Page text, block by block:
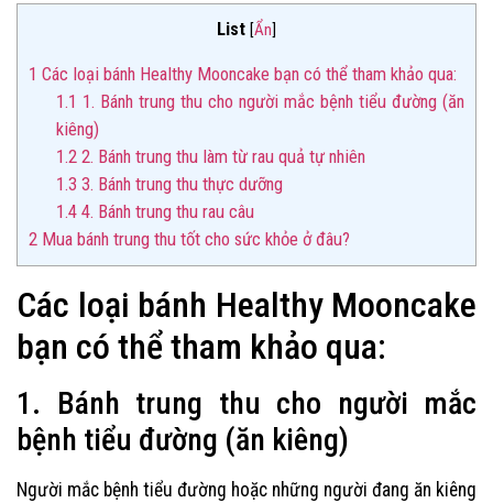
List [Ẩn]
1 Các loại bánh Healthy Mooncake bạn có thể tham khảo qua:
1.1 1. Bánh trung thu cho người mắc bệnh tiểu đường (ăn
kiêng)
1.2 2. Bánh trung thu làm từ rau quả tự nhiên
1.3 3. Bánh trung thu thực dưỡng
1.4 4. Bánh trung thu rau câu
2 Mua bánh trung thu tốt cho sức khỏe ở đâu?
Các loại bánh Healthy Mooncake
bạn có thể tham khảo qua:
1. Bánh trung thu cho người mắc
bệnh tiểu đường (ăn kiêng)
Người mắc bệnh tiểu đường hoặc những người đang ăn kiêng